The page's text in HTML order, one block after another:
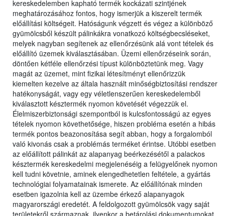
kereskedelemben kapható termék kockázati szintjének
meghatározásához fontos, hogy ismerjük a kiszerelt termék
előállítási költségeit. Hatóságunk végzett és végez a különböző
gyümölcsből készült pálinkákra vonatkozó költségbecsléseket,
melyek nagyban segítenek az ellenőrzésünk alá vont tételek és
előállító üzemek kiválasztásában. Üzemi ellenőrzéseink során,
döntően kétféle ellenőrzési típust különböztetünk meg. Vagy
magát az üzemet, mint fizikai létesítményt ellenőrizzük
kiemelten kezelve az általa használt minőségbiztosítási rendszer
hatékonyságát, vagy egy véletlenszerűen kereskedelemből
kiválasztott késztermék nyomon követését végezzük el.
Élelmiszerbiztonsági szempontból is kulcsfontosságú az egyes
tételek nyomon követhetősége, hiszen probléma esetén a hibás
termék pontos beazonosítása segít abban, hogy a forgalomból
való kivonás csak a problémás terméket érintse. Utóbbi esetben
az előállított pálinkát az alapanyag beérkezésétől a palackos
késztermék kereskedelmi megjelenéséig a felügyelőnek nyomon
kell tudni követnie, aminek elengedhetetlen feltétele, a gyártás
technológiai folyamatainak ismerete. Az előállítónak minden
esetben igazolnia kell az üzembe érkező alapanyagok
magyarországi eredetét. A feldolgozott gyümölcsök vagy saját